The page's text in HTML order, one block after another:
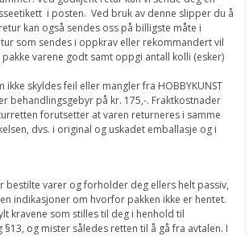
i posten. Ved bruk av denne slipper du å
kan også sendes oss på billigste måte i
som sendes i oppkrav eller rekommandert vil
pakke varene godt samt oppgi antall kolli (esker)
ikke skyldes feil eller mangler fra HOBBYKUNST
behandlingsgebyr på kr. 175,-. Fraktkostnader
forutsetter at varen returneres i samme
dvs. i original og uskadet emballasje og i
bestilte varer og forholder deg ellers helt passiv,
indikasjoner om hvorfor pakken ikke er hentet.
kravene som stilles til deg i henhold til
og mister således retten til å gå fra avtalen. I